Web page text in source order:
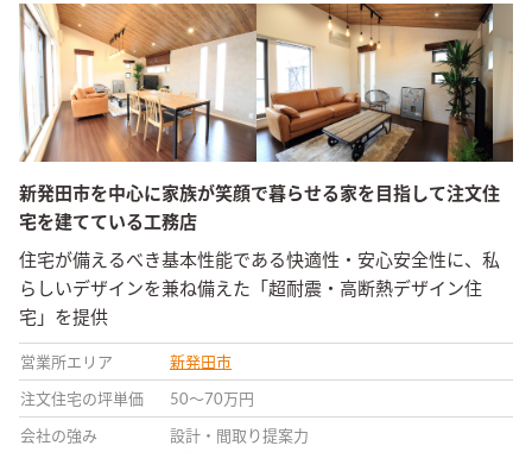
新発田市を中心に家族が笑顔で暮らせる家を目指して注文住
宅を建てている工務店
住宅が備えるべき基本性能である快適性・安心安全性に、私
らしいデザインを兼ね備えた「超耐震・高断熱デザイン住
宅」を提供
営業所エリア 新発田市
注文住宅の坪単価 50〜70万円
会社の強み
設計・間取り提案力